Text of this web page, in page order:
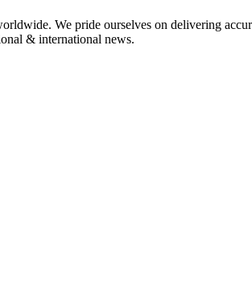
We pride ourselves on delivering
& international news.